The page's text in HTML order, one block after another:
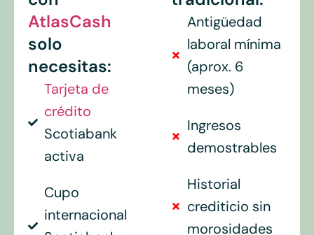
AtlasCash
solo
necesitas:
Tarjeta de
crédito
Scotiabank
activa
Cupo
internacional
Antigüedad
laboral mínima
(aprox. 6
meses)
Ingresos
demostrables
Historial
crediticio sin
morosidades